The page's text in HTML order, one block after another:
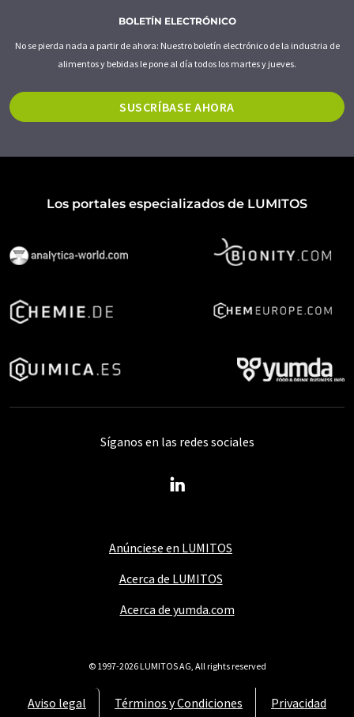
BOLETÍN ELECTRÓNICO
No se pierda nada a partir de ahora: Nuestro boletín electrónico de la industria de
alimentos y bebidas le pone al día todos los martes y jueves.
SUSCRÍBASE AHORA
Los portales especializados de LUMITOS
Anúnciese en LUMITOS
Acerca de LUMITOS
Acerca de yumda.com
Aviso legal Términos y Condiciones Privacidad
Síganos en las redes sociales
© 1997-2026 LUMITOS AG, All rights reserved